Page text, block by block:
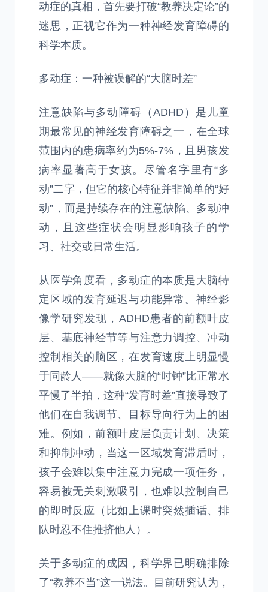
动症的真相，首先要打破“教养决定论”的
迷思，正视它作为一种神经发育障碍的
科学本质。
多动症：一种被误解的“大脑时差”
注意缺陷与多动障碍（ADHD）是儿童
期最常见的神经发育障碍之一，在全球
范围内的患病率约为5%-7%，且男孩发
病率显著高于女孩。尽管名字里有“多
动”二字，但它的核心特征并非简单的“好
动”，而是持续存在的注意缺陷、多动冲
动，且这些症状会明显影响孩子的学
习、社交或日常生活。
从医学角度看，多动症的本质是大脑特
定区域的发育延迟与功能异常。神经影
像学研究发现，ADHD患者的前额叶皮
层、基底神经节等与注意力调控、冲动
控制相关的脑区，在发育速度上明显慢
于同龄人——就像大脑的“时钟”比正常水
平慢了半拍，这种“发育时差”直接导致了
他们在自我调节、目标导向行为上的困
难。例如，前额叶皮层负责计划、决策
和抑制冲动，当这一区域发育滞后时，
孩子会难以集中注意力完成一项任务，
容易被无关刺激吸引，也难以控制自己
的即时反应（比如上课时突然插话、排
队时忍不住推挤他人）。
关于多动症的成因，科学界已明确排除
了“教养不当”这一说法。目前研究认为，